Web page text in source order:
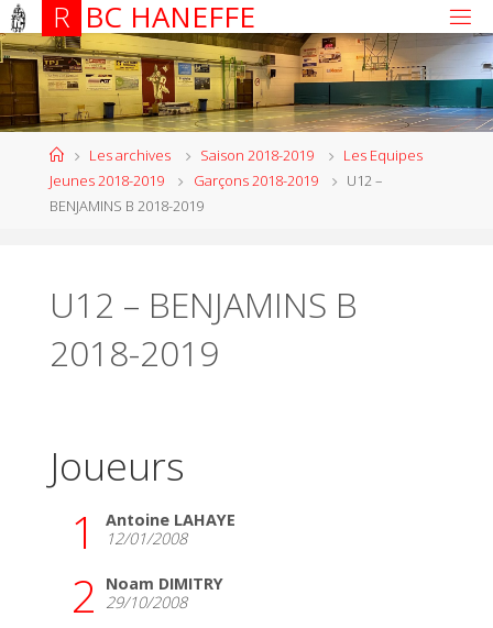
R BC HANEFFE
Les archives Saison 2018-2019
Les Equipes
Jeunes 2018-2019
Garçons 2018-2019
U12 –
BENJAMINS B 2018-2019
U12 – BENJAMINS B
2018-2019
Joueurs
1
Antoine LAHAYE
12/01/2008
2
Noam DIMITRY
29/10/2008